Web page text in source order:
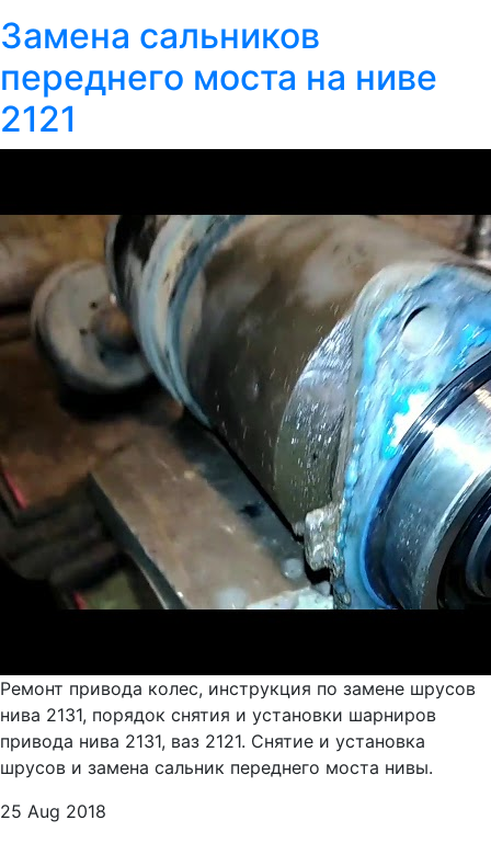
Замена сальников
переднего моста на ниве
2121
Ремонт привода колес, инструкция по замене шрусов
нива 2131, порядок снятия и установки шарниров
привода нива 2131, ваз 2121. Снятие и установка
шрусов и замена сальник переднего моста нивы.
25 Aug 2018